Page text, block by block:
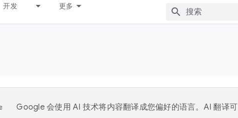
开发 更多
Google 会使用 AI 技术将内容翻译成您偏好的语言。AI 翻译可